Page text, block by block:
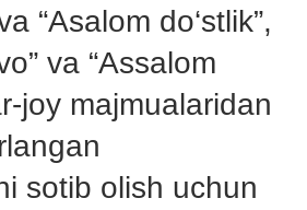
“Asalom do‘stlik”,
va “Assalom
joy majmualaridan
sotib olish uchun